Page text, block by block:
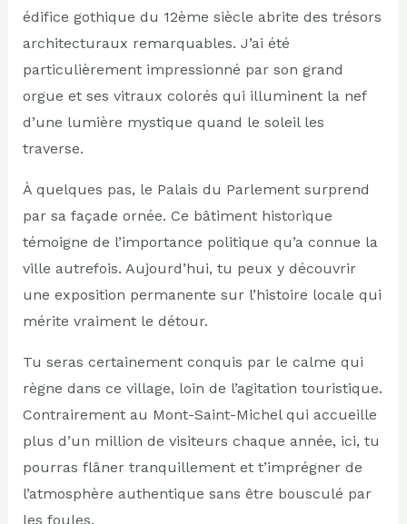
édifice gothique du 12ème siècle abrite des trésors
architecturaux remarquables. J’ai été
particulièrement impressionné par son grand
orgue et ses vitraux colorés qui illuminent la nef
d’une lumière mystique quand le soleil les
traverse.
À quelques pas, le Palais du Parlement surprend
par sa façade ornée. Ce bâtiment historique
témoigne de l’importance politique qu’a connue la
ville autrefois. Aujourd’hui, tu peux y découvrir
une exposition permanente sur l’histoire locale qui
mérite vraiment le détour.
Tu seras certainement conquis par le calme qui
règne dans ce village, loin de l’agitation touristique.
Contrairement au Mont-Saint-Michel qui accueille
plus d’un million de visiteurs chaque année, ici, tu
pourras flâner tranquillement et t’imprégner de
l’atmosphère authentique sans être bousculé par
les foules.